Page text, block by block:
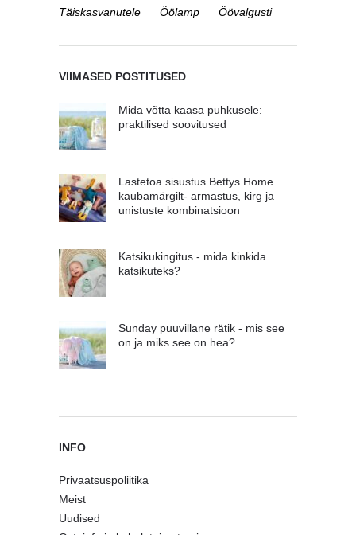
Täiskasvanutele
Öölamp Öövalgusti
VIIMASED POSTITUSED
Mida võtta kaasa puhkusele:
praktilised soovitused
Lastetoa sisustus Bettys Home
kaubamärgilt- armastus, kirg ja
unistuste kombinatsioon
Katsikukingitus - mida kinkida
katsikuteks?
Sunday puuvillane rätik - mis see
on ja miks see on hea?
INFO
Privaatsuspoliitika
Meist
Uudised